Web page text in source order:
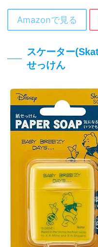
Amazonで見る
スケーター
せっけん